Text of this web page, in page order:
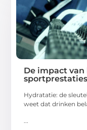
De impact
sportprestaties
Hydratatie: de
weet dat drinken